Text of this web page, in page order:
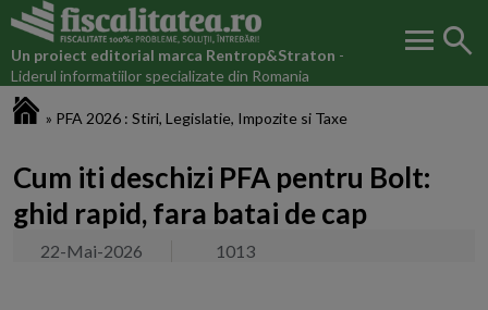
Un proiect editorial marca Rentrop&Straton -
Liderul informatiilor specializate din Romania
menu search
» PFA 2026 : Stiri, Legislatie, Impozite si Taxe
Cum iti deschizi PFA pentru Bolt:
ghid rapid, fara batai de cap
22-Mai-2026 1013